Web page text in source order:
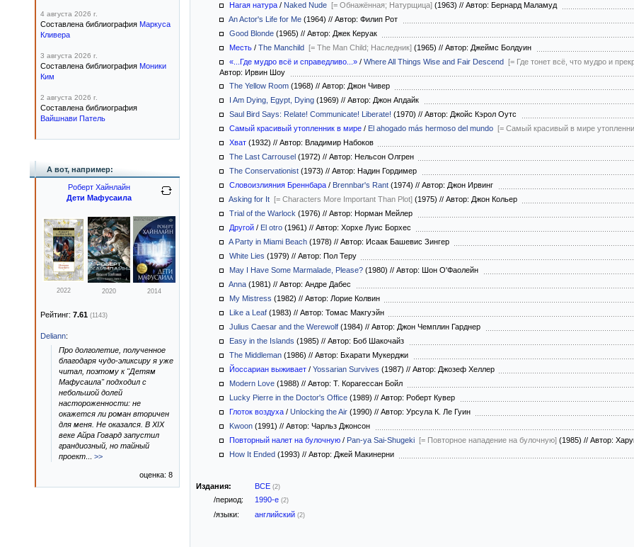
Нагая натура / Naked Nude [= Обнажённая; Натурщица] (1963) // Автор: Бернард Маламуд
An Actor's Life for Me (1964) // Автор: Филип Рот
Good Blonde (1965) // Автор: Джек Керуак
Месть / The Manchild [= The Man Child; Наследник] (1965) // Автор: Джеймс Болдуин
«...Где мудро всё и справедливо...» / Where All Things Wise and Fair Descend [= Где тонет всё, что мудро и
Автор: Ирвин Шоу
The Yellow Room (1968) // Автор: Джон Чивер
I Am Dying, Egypt, Dying (1969) // Автор: Джон Апдайк
Saul Bird Says: Relate! Communicate! Liberate! (1970) // Автор: Джойс Кэрол Оутс
Самый красивый утопленник в мире / El ahogado más hermoso del mundo [= Самый красивый в мире
Хват (1932) // Автор: Владимир Набоков
The Last Carrousel (1972) // Автор: Нельсон Олгрен
The Conservationist (1973) // Автор: Надин Гордимер
Словоизлияния Бреннбара / Brennbar's Rant (1974) // Автор: Джон Ирвинг
Asking for It [= Characters More Important Than Plot] (1975) // Автор: Джон Кольер
Trial of the Warlock (1976) // Автор: Норман Мейлер
Другой / El otro (1961) // Автор: Хорхе Луис Борхес
A Party in Miami Beach (1978) // Автор: Исаак Башевис Зингер
White Lies (1979) // Автор: Пол Теру
May I Have Some Marmalade, Please? (1980) // Автор: Шон О'Фаолейн
Anna (1981) // Автор: Андре Дабес
My Mistress (1982) // Автор: Лорие Колвин
Like a Leaf (1983) // Автор: Томас Макгуэйн
Julius Caesar and the Werewolf (1984) // Автор: Джон Чемплин Гарднер
Easy in the Islands (1985) // Автор: Боб Шакочайз
The Middleman (1986) // Автор: Бхарати Мукерджи
Йоссариан выживает / Yossarian Survives (1987) // Автор: Джозеф Хеллер
Modern Love (1988) // Автор: Т. Корагессан Бойл
Lucky Pierre in the Doctor's Office (1989) // Автор: Роберт Кувер
Глоток воздуха / Unlocking the Air (1990) // Автор: Урсула К. Ле Гуин
Kwoon (1991) // Автор: Чарльз Джонсон
Повторный налет на булочную / Pan-ya Sai-Shugeki [= Повторное нападение на булочную] (1985) // Автор:
How It Ended (1993) // Автор: Джей Макинерни
Издания: ВСЕ (2)
/период: 1990-е (2)
/языки: английский (2)
4 августа 2026 г.
Составлена библиография Маркуса
Кливера
3 августа 2026 г.
Составлена библиография Моники
Ким
2 августа 2026 г.
Составлена библиография
Вайшнави Патель
А вот, например:
Роберт Хайнлайн
Дети Мафусаила
2022 2020 2014
Рейтинг: 7.61 (1143)
Deliann:
Про долголетие, полученное
благодаря чудо-эликсиру я уже
читал, поэтому к "Детям
Мафусаила" подходил с
небольшой долей
настороженности: не
окажется ли роман вторичен
для меня. Не оказался. В XIX
веке Айра Говард запустил
грандиозный, но тайный
проект
>>
оценка: 8